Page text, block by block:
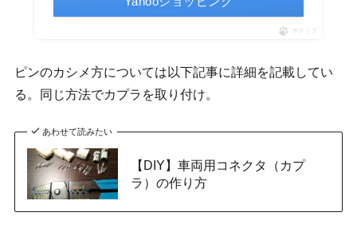
ポチップ
ピンのカシメ方については以下記事に詳細を記載してい
る。同じ方法でカプラを取り付け。
あわせて読みたい
【DIY】車両用コネクタ（カプ
ラ）の作り方